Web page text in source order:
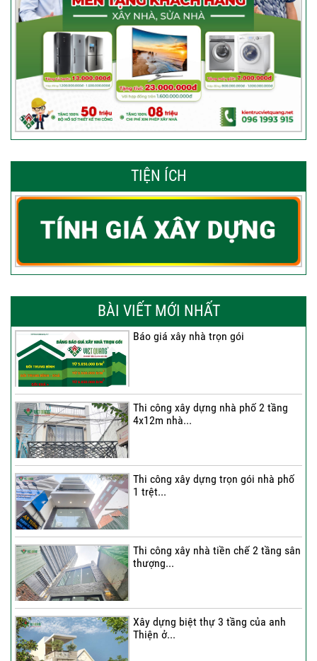
TIỆN ÍCH
BÀI VIẾT MỚI NHẤT
Báo giá xây nhà trọn gói
Thi công xây dựng nhà phố 2 tầng
4x12m nhà...
Thi công xây dựng trọn gói nhà phố
1 trệt...
Thi công xây nhà tiền chế 2 tầng sân
thượng...
Xây dựng biệt thự 3 tầng của anh
Thiện ở...